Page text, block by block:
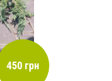
450 грн